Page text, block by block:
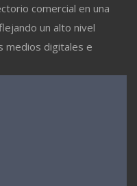
comercial en una
un alto nivel
medios digitales e